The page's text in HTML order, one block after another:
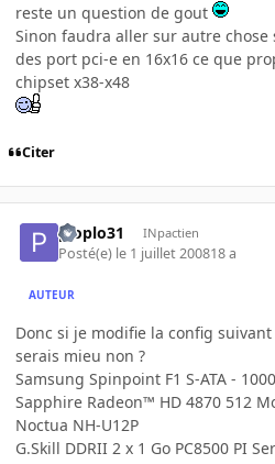
reste un question de gout
Sinon faudra aller sur autre chose
des port pci-e en 16x16 ce que
chipset x38-x48
Citer
ploplo31 INpactien
Posté(e) le 1 juillet 200818 a
AUTEUR
Donc si je modifie la config
serais mieu non ?
Samsung Spinpoint F1 S-ATA -
Sapphire Radeon™ HD 4870 512
Noctua NH-U12P
G.Skill DDRII 2 x 1 Go PC8500 PI